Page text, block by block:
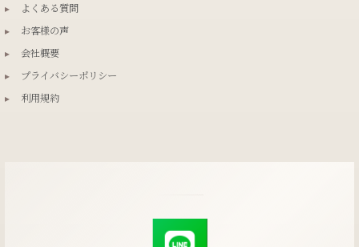
▸
よくある質問
▸
お客様の声
▸
会社概要
▸
プライバシーポリシー
▸
利用規約